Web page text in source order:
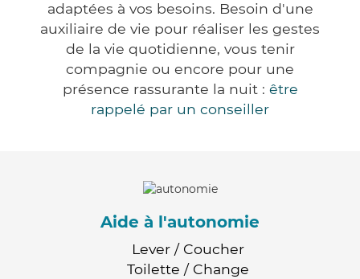
adaptées à vos besoins. Besoin d'une
auxiliaire de vie pour réaliser les gestes
de la vie quotidienne, vous tenir
compagnie ou encore pour une
présence rassurante la nuit : être
rappelé par un conseiller
Aide à l'autonomie
Lever / Coucher
Toilette / Change